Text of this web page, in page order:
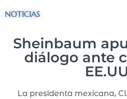
NOTICIAS
Sheinbaum
diálogo ante
La presidenta mexicana,